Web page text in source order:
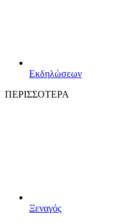
Εκδηλώσεων
ΠΕΡΙΣΣΟΤΕΡΑ
Ξεναγός